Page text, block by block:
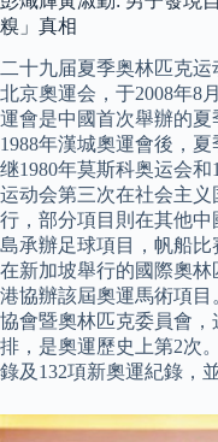
糗」真相
二十九届夏季奥林匹克
北京奧運会，于2008年8
運會是中國首次舉辦的夏
1988年漢城奧運會後，
继1980年莫斯科奥运会
运动会第三次在社会主
行，部分項目則在其他
島承辦足球項目，帆船比
在新加坡舉行的國際奧
港協辦該屆奧運馬術項
協會暨奧林匹克委員會
排，是奧運歷史上第2次
錄及132項新奧運紀錄，